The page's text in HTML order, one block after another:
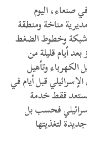
صنعاء، اليوم
مناخة ومنطقة
شبكة وخطوط الضغط
أيام قليلة من
وتأهيل
قبل أيام في
فقط خدمة
فحسب بل
لتغذيتها